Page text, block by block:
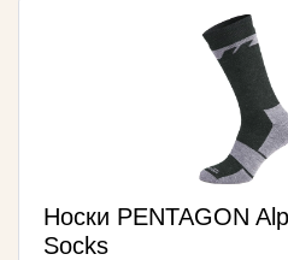
Носки PENTAGON
Socks